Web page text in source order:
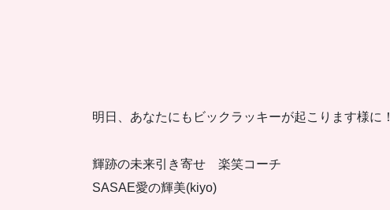
明日、あなたにもビックラッキーが起こります様に！
輝跡の未来引き寄せ 楽笑コーチ
SASAE愛の輝美(kiyo)